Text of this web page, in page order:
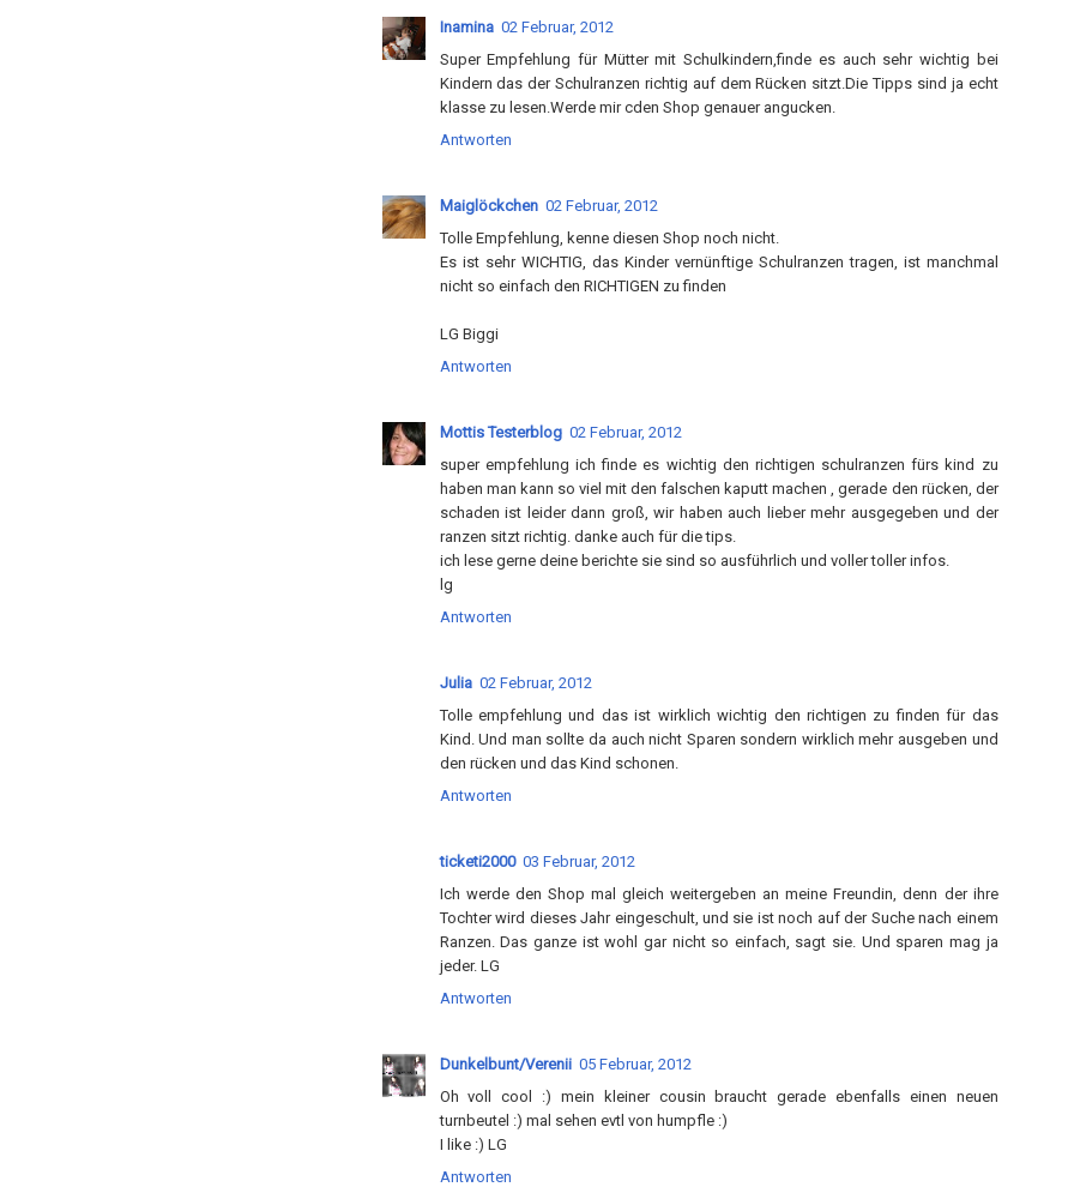
Inamina 02 Februar, 2012
Super Empfehlung für Mütter mit Schulkindern,finde es auch sehr wichtig bei
Kindern das der Schulranzen richtig auf dem Rücken sitzt.Die Tipps sind ja echt
klasse zu lesen.Werde mir cden Shop genauer angucken.
Antworten
Maiglöckchen 02 Februar, 2012
Tolle Empfehlung, kenne diesen Shop noch nicht.
Es ist sehr WICHTIG, das Kinder vernünftige Schulranzen tragen, ist manchmal
nicht so einfach den RICHTIGEN zu finden
LG Biggi
Antworten
Mottis Testerblog 02 Februar, 2012
super empfehlung ich finde es wichtig den richtigen schulranzen fürs kind zu
haben man kann so viel mit den falschen kaputt machen , gerade den rücken, der
schaden ist leider dann groß, wir haben auch lieber mehr ausgegeben und der
ranzen sitzt richtig. danke auch für die tips.
ich lese gerne deine berichte sie sind so ausführlich und voller toller infos.
lg
Antworten
Julia 02 Februar, 2012
Tolle empfehlung und das ist wirklich wichtig den richtigen zu finden für das
Kind. Und man sollte da auch nicht Sparen sondern wirklich mehr ausgeben und
den rücken und das Kind schonen.
Antworten
ticketi2000 03 Februar, 2012
Ich werde den Shop mal gleich weitergeben an meine Freundin, denn der ihre
Tochter wird dieses Jahr eingeschult, und sie ist noch auf der Suche nach einem
Ranzen. Das ganze ist wohl gar nicht so einfach, sagt sie. Und sparen mag ja
jeder. LG
Antworten
Dunkelbunt/Verenii 05 Februar, 2012
Oh voll cool :) mein kleiner cousin braucht gerade ebenfalls einen neuen
turnbeutel :) mal sehen evtl von humpfle :)
I like :) LG
Antworten